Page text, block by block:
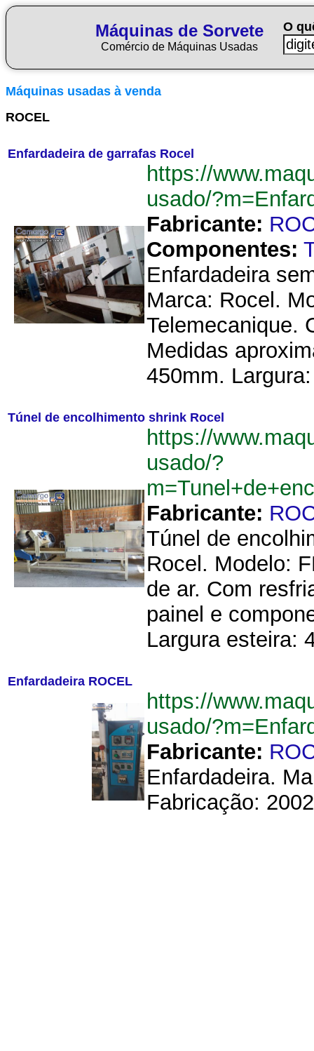
Máquinas de Sorvete
Comércio de Máquinas Usadas
O
Máquinas usadas à venda
ROCEL
Enfardadeira de garrafas Rocel
https://
usado/
Fabricante:
Componentes:
Enfardadeira
Marca: Rocel.
Telemecanique.
Medidas
450mm.
Túnel de encolhimento shrink Rocel
https://
usado/?
Fabricante:
Túnel de
Rocel. Modelo:
de ar. Com
painel e
Largura esteira:
Enfardadeira ROCEL
https://
usado/
Fabricante:
Enfardadeira.
Fabricação: